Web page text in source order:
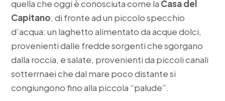
quella che oggi è conosciuta come la Casa del
Capitano, di fronte ad un piccolo specchio
d’acqua: un laghetto alimentato da acque dolci,
provenienti dalle fredde sorgenti che sgorgano
dalla roccia, e salate, provenienti da piccoli canali
sotterrnaei che dal mare poco distante si
congiungono fino alla piccola “palude”.